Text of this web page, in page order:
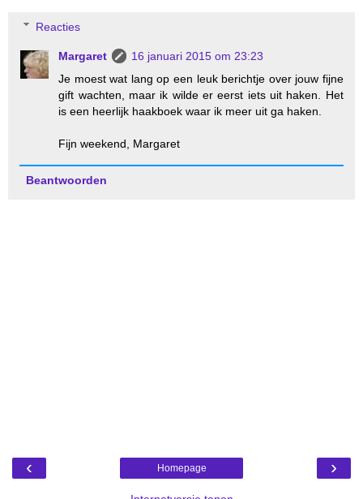
Reacties
Margaret
16 januari 2015 om 23:23
Je moest wat lang op een leuk berichtje over jouw fijne
gift wachten, maar ik wilde er eerst iets uit haken. Het
is een heerlijk haakboek waar ik meer uit ga haken.
Fijn weekend, Margaret
Beantwoorden
‹ ›
Homepage